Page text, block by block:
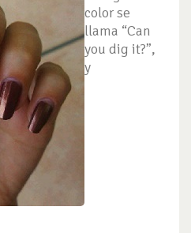
color se
llama “Can
you dig it?”,
y